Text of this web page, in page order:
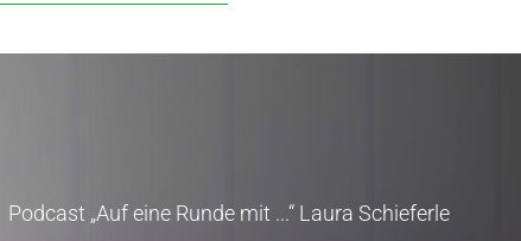
Podcast „Auf eine Runde mit ...“ Laura Schieferle